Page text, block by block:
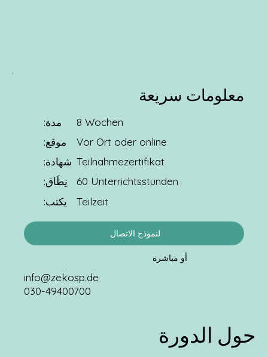
معلومات سريعة
لنموذج الاتصال
مدة:
موقع:
شهادة:
نِطَاق:
يكتب:
8 Wochen
Vor Ort oder online
Teilnahmezertifikat
60 Unterrichtsstunden
Teilzeit
أو مباشرة
info@zekosp.de
030-49400700
حول الدورة